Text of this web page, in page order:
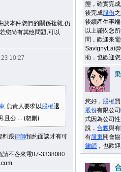
態，確實完成
後完成股份之
後續產生事
以上謹依您
問，歡迎來
助，也歡迎
您好， 股權
股份有限公司
式因為公司
說， 合夥與
有股東開會
律師 ，也歡
於本件您們的關係複雜,仍
您尚有其他問題,可以
10:27
.負責人要求以股權退
.且公 ... (恕刪)
料跟律師預約面談才有可
請不吝來電07-3338080